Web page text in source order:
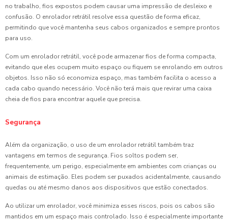
no trabalho, fios expostos podem causar uma impressão de desleixo e
confusão. O enrolador retrátil resolve essa questão de forma eficaz,
permitindo que você mantenha seus cabos organizados e sempre prontos
para uso.
Com um enrolador retrátil, você pode armazenar fios de forma compacta,
evitando que eles ocupem muito espaço ou fiquem se enrolando em outros
objetos. Isso não só economiza espaço, mas também facilita o acesso a
cada cabo quando necessário. Você não terá mais que revirar uma caixa
cheia de fios para encontrar aquele que precisa.
Segurança
Além da organização, o uso de um enrolador retrátil também traz
vantagens em termos de segurança. Fios soltos podem ser,
frequentemente, um perigo, especialmente em ambientes com crianças ou
animais de estimação. Eles podem ser puxados acidentalmente, causando
quedas ou até mesmo danos aos dispositivos que estão conectados.
Ao utilizar um enrolador, você minimiza esses riscos, pois os cabos são
mantidos em um espaço mais controlado. Isso é especialmente importante